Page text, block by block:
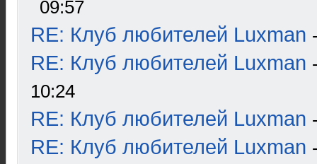
09:57
RE: Клуб любителей Luxman
RE: Клуб любителей Luxman
10:24
RE: Клуб любителей Luxman
RE: Клуб любителей Luxman